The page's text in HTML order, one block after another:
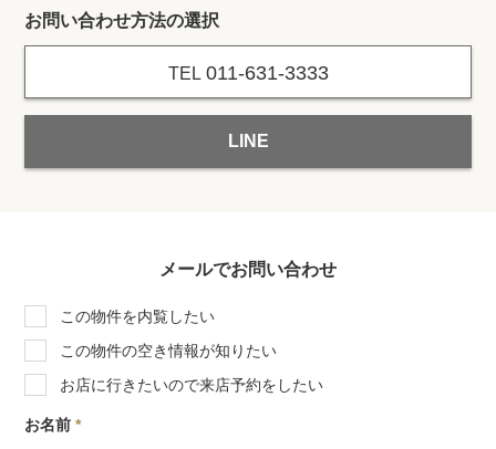
お問い合わせ方法の選択
TEL 011-631-3333
LINE
メールでお問い合わせ
この物件を内覧したい
この物件の空き情報が知りたい
お店に行きたいので来店予約をしたい
お名前*